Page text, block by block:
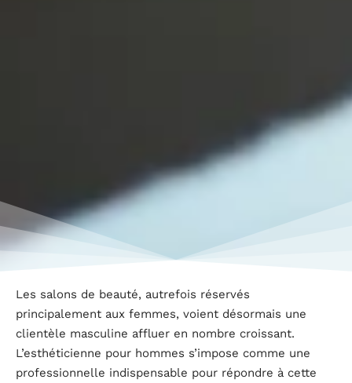
Les salons de beauté, autrefois réservés
principalement aux femmes, voient désormais une
clientèle masculine affluer en nombre croissant.
L’esthéticienne pour hommes s’impose comme une
professionnelle indispensable pour répondre à cette